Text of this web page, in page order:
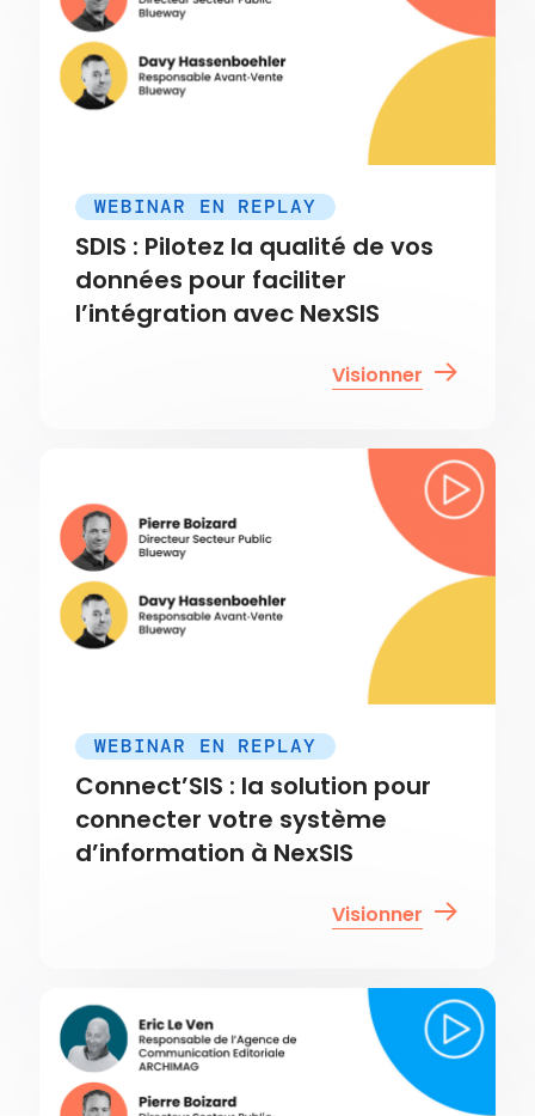
WEBINAR EN REPLAY
SDIS : Pilotez la qualité de vos
données pour faciliter
l’intégration avec NexSIS
Visionner
WEBINAR EN REPLAY
Connect’SIS : la solution pour
connecter votre système
d’information à NexSIS
Visionner